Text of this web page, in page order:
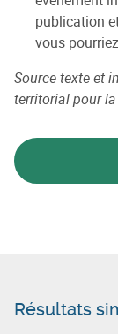
publication
vous
Source texte et
territorial pour
Résultats